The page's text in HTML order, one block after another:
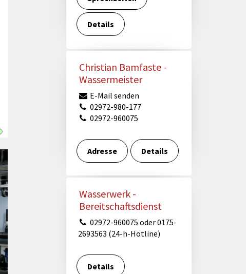
Förderungen von Bund und Land
Wald & Forst
Details
Christian Bamfaste -
Wassermeister
E-Mail senden
02972-980-177
02972-960075
Adresse Details
Wasserwerk -
Bereitschaftsdienst
02972-960075 oder 0175-
2693563 (24-h-Hotline)
Details